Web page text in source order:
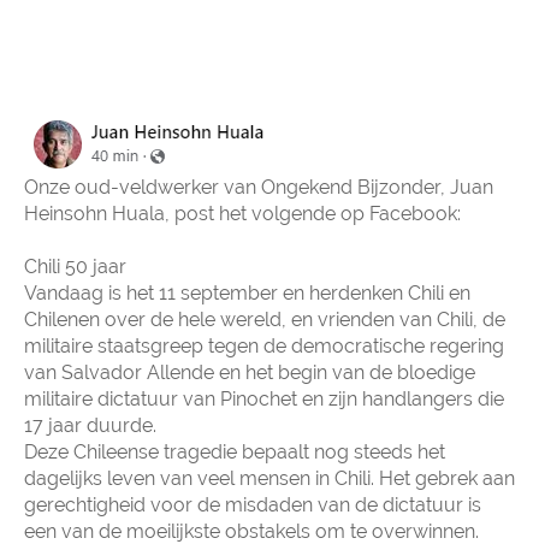
Onze oud-veldwerker van Ongekend Bijzonder, Juan
Heinsohn Huala, post het volgende op Facebook:
Chili 50 jaar
Vandaag is het 11 september en herdenken Chili en
Chilenen over de hele wereld, en vrienden van Chili, de
militaire staatsgreep tegen de democratische regering
van Salvador Allende en het begin van de bloedige
militaire dictatuur van Pinochet en zijn handlangers die
17 jaar duurde.
Deze Chileense tragedie bepaalt nog steeds het
dagelijks leven van veel mensen in Chili. Het gebrek aan
gerechtigheid voor de misdaden van de dictatuur is
een van de moeilijkste obstakels om te overwinnen.